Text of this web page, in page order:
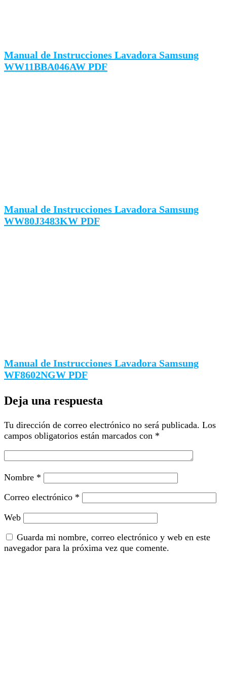
Manual de Instrucciones Lavadora Samsung
WW11BBA046AW PDF
Manual de Instrucciones Lavadora Samsung
WW80J3483KW PDF
Manual de Instrucciones Lavadora Samsung
WF8602NGW PDF
Deja una respuesta
Tu dirección de correo electrónico no será publicada. Los
campos obligatorios están marcados con *
Nombre *
Correo electrónico *
Web
Guarda mi nombre, correo electrónico y web en este
navegador para la próxima vez que comente.